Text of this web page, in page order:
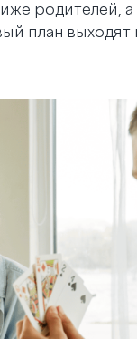
родителей,
план выходят